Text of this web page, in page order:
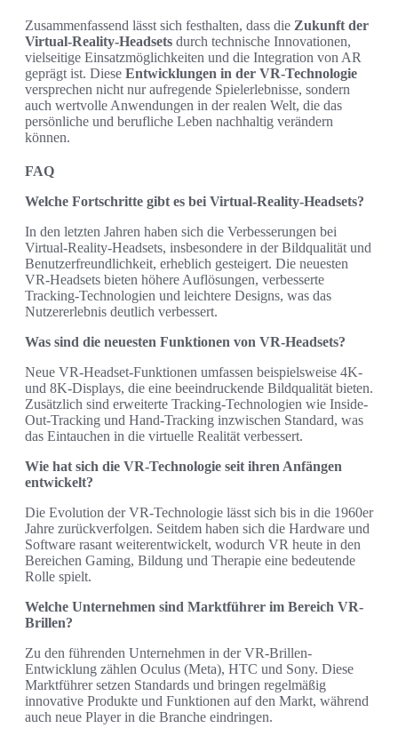
Zusammenfassend lässt sich festhalten, dass die Zukunft der
Virtual-Reality-Headsets durch technische Innovationen,
vielseitige Einsatzmöglichkeiten und die Integration von AR
geprägt ist. Diese Entwicklungen in der VR-Technologie
versprechen nicht nur aufregende Spielerlebnisse, sondern
auch wertvolle Anwendungen in der realen Welt, die das
persönliche und berufliche Leben nachhaltig verändern
können.
FAQ
Welche Fortschritte gibt es bei Virtual-Reality-Headsets?
In den letzten Jahren haben sich die Verbesserungen bei
Virtual-Reality-Headsets, insbesondere in der Bildqualität und
Benutzerfreundlichkeit, erheblich gesteigert. Die neuesten
VR-Headsets bieten höhere Auflösungen, verbesserte
Tracking-Technologien und leichtere Designs, was das
Nutzererlebnis deutlich verbessert.
Was sind die neuesten Funktionen von VR-Headsets?
Neue VR-Headset-Funktionen umfassen beispielsweise 4K-
und 8K-Displays, die eine beeindruckende Bildqualität bieten.
Zusätzlich sind erweiterte Tracking-Technologien wie Inside-
Out-Tracking und Hand-Tracking inzwischen Standard, was
das Eintauchen in die virtuelle Realität verbessert.
Wie hat sich die VR-Technologie seit ihren Anfängen
entwickelt?
Die Evolution der VR-Technologie lässt sich bis in die 1960er
Jahre zurückverfolgen. Seitdem haben sich die Hardware und
Software rasant weiterentwickelt, wodurch VR heute in den
Bereichen Gaming, Bildung und Therapie eine bedeutende
Rolle spielt.
Welche Unternehmen sind Marktführer im Bereich VR-
Brillen?
Zu den führenden Unternehmen in der VR-Brillen-
Entwicklung zählen Oculus (Meta), HTC und Sony. Diese
Marktführer setzen Standards und bringen regelmäßig
innovative Produkte und Funktionen auf den Markt, während
auch neue Player in die Branche eindringen.